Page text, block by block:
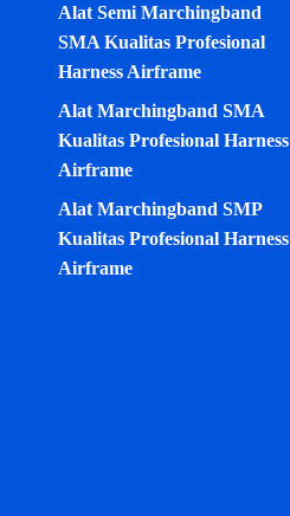
Alat Semi Marchingband
SMA Kualitas Profesional
Harness Airframe
Alat Marchingband SMA
Kualitas Profesional Harness
Airframe
Alat Marchingband SMP
Kualitas Profesional Harness
Airframe